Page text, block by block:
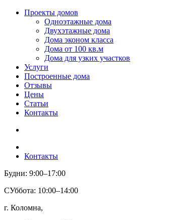
Проекты домов
Одноэтажные дома
Двухэтажные дома
Дома эконом класса
Дома от 100 кв.м
Дома для узких участков
Услуги
Построенные дома
Отзывы
Цены
Статьи
Контакты
Контакты
Будни: 9:00–17:00
СУббота: 10:00–14:00
г. Коломна,